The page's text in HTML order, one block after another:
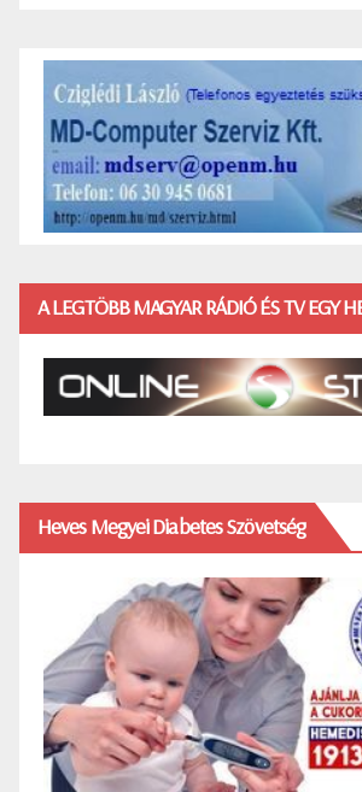
A LEGTÖBB MAGYAR RÁDIÓ ÉS TV EGY
Heves Megyei Diabetes Szövetség